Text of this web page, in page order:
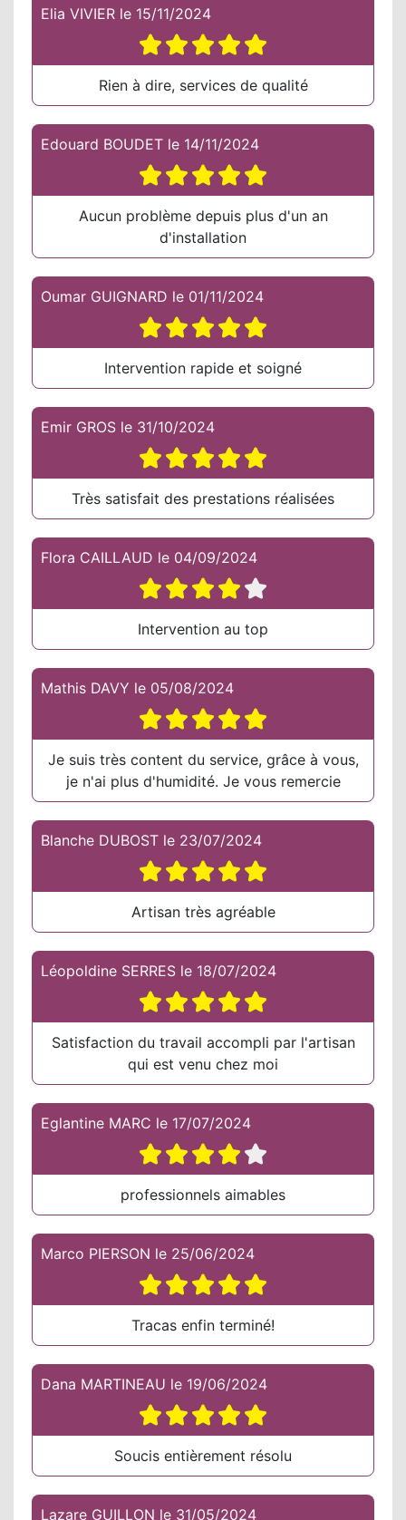
Elia VIVIER le 15/11/2024
Rien à dire, services de qualité
Edouard BOUDET le 14/11/2024
Aucun problème depuis plus d'un an
d'installation
Oumar GUIGNARD le 01/11/2024
Intervention rapide et soigné
Emir GROS le 31/10/2024
Très satisfait des prestations réalisées
Flora CAILLAUD le 04/09/2024
Intervention au top
Mathis DAVY le 05/08/2024
Je suis très content du service, grâce à vous,
je n'ai plus d'humidité. Je vous remercie
Blanche DUBOST le 23/07/2024
Artisan très agréable
Léopoldine SERRES le 18/07/2024
Satisfaction du travail accompli par l'artisan
qui est venu chez moi
Eglantine MARC le 17/07/2024
professionnels aimables
Marco PIERSON le 25/06/2024
Tracas enfin terminé!
Dana MARTINEAU le 19/06/2024
Soucis entièrement résolu
Lazare GUILLON le 31/05/2024